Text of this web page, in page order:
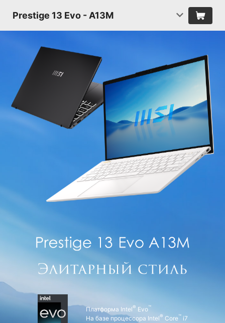
Prestige 13 Evo - A13M
Платформа Intel® Evo™
На базе процессора Intel® Core™ i7